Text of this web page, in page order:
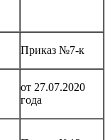
Приказ №7-к
от 27.07.2020
года